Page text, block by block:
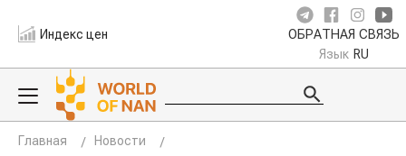
Индекс цен ОБРАТНАЯ СВЯЗЬ
Язык RU
Главная
Новости